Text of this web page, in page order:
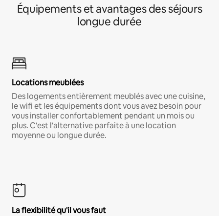
Équipements et avantages des séjours
longue durée
Locations meublées
Des logements entièrement meublés avec une cuisine,
le wifi et les équipements dont vous avez besoin pour
vous installer confortablement pendant un mois ou
plus. C'est l'alternative parfaite à une location
moyenne ou longue durée.
La flexibilité qu'il vous faut